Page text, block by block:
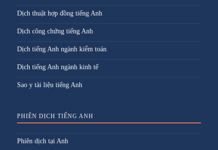
Dịch thuật hợp đồng tiếng Anh
Dịch công chứng tiếng Anh
Dịch tiếng Anh ngành kiểm toán
Dịch tiếng Anh ngành kinh tế
Sao y tài liệu tiếng Anh
PHIÊN DỊCH TIẾNG ANH
Phiên dịch tại Anh